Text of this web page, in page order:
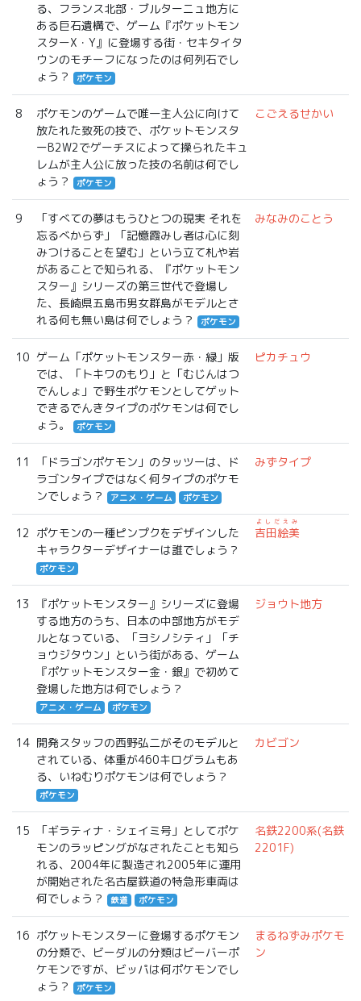
る、フランス北部・ブルターニュ地方に
ある巨石遺構で、ゲーム『ポケットモン
スターX・Y』に登場する街・セキタイタ
ウンのモチーフになったのは何列石でし
ょう？
ポケモン
8
ポケモンのゲームで唯一主人公に向けて
放たれた致死の技で、ポケットモンスタ
ーB2W2でゲーチスによって操られたキュ
レムが主人公に放った技の名前は何でし
ょう？
ポケモン
こごえるせかい
9
「すべての夢はもうひとつの現実 それを
忘るべからず」「記憶霞みし者は心に刻
みつけることを望む」という立て札や岩
があることで知られる、『ポケットモン
スター』シリーズの第三世代で登場し
た、長崎県五島市男女群島がモデルとさ
れる何も無い島は何でしょう？
ポケモン
みなみのことう
10 ゲーム「ポケットモンスター赤・緑」版
では、「トキワのもり」と「むじんはつ
でんしょ」で野生ポケモンとしてゲット
できるでんきタイプのポケモンは何でし
ょう。
ポケモン
ピカチュウ
11
「ドラゴンポケモン」のタッツーは、ド
ラゴンタイプではなく何タイプのポケモ
ンでしょう？
アニメ・ゲーム ポケモン
みずタイプ
12 ポケモンの一種ピンプクをデザインした
キャラクターデザイナーは誰でしょう？
ポケモン
吉田絵美
よしだえみ
13
『ポケットモンスター』シリーズに登場
する地方のうち、日本の中部地方がモデ
ルとなっている、「ヨシノシティ」「チ
ョウジタウン」という街がある、ゲーム
『ポケットモンスター金・銀』で初めて
登場した地方は何でしょう？
アニメ・ゲーム ポケモン
ジョウト地方
14 開発スタッフの西野弘二がそのモデルと
されている、体重が460キログラムもあ
る、いねむりポケモンは何でしょう？
ポケモン
カビゴン
15
「ギラティナ・シェイミ号」としてポケ
モンのラッピングがなされたことも知ら
れる、2004年に製造され2005年に運用
が開始された名古屋鉄道の特急形車両は
何でしょう？
鉄道 ポケモン
名鉄2200系(名鉄
2201F)
16 ポケットモンスターに登場するポケモン
の分類で、ビーダルの分類はビーバーポ
ケモンですが、ビッパは何ポケモンでし
ょう？
ポケモン
まるねずみポケモ
ン